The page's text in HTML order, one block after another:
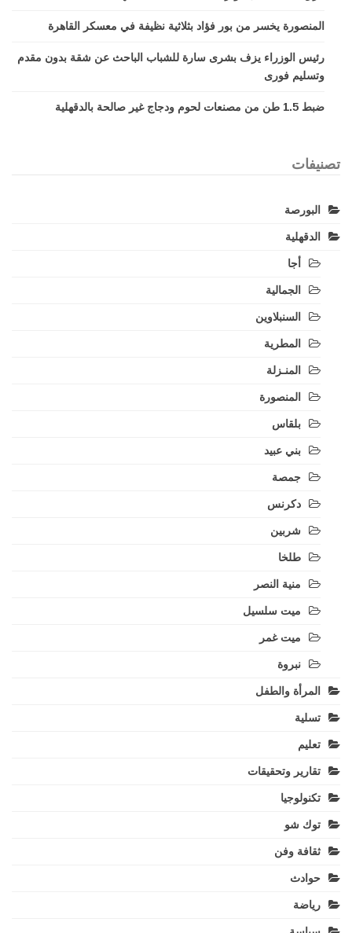
المنصورة يخسر من بور فؤاد بثلاثية نظيفة في معسكر القاهرة
رئيس الوزراء يزف بشرى سارة للشباب الباحث عن شقة بدون مقدم
وتسليم فورى
ضبط 1.5 طن من مصنعات لحوم ودجاج غير صالحة بالدقهلية
تصنيفات
البورصة
الدقهلية
أجا
الجمالية
السنبلاوين
المطرية
المنـزلة
المنصورة
بلقاس
بني عبيد
جمصة
دكرنس
شربين
طلخا
منية النصر
ميت سلسيل
ميت غمر
نبروة
المرأة والطفل
تسلية
تعليم
تقارير وتحقيقات
تكنولوجيا
توك شو
ثقافة وفن
حوادث
رياضة